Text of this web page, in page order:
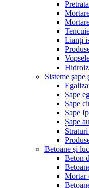
Lianți
Sisteme şape
Șape
Șape
Șape
Șape
Betoane şi
Beton
Mortar